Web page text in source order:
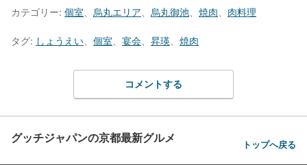
カテゴリー: 個室、 烏丸エリア、 烏丸御池、 焼肉、 肉料理
タグ: しょうえい、 個室、 宴会、 昇瑛、 焼肉
コメントする
グッチジャパンの京都最新グルメ トップへ戻る